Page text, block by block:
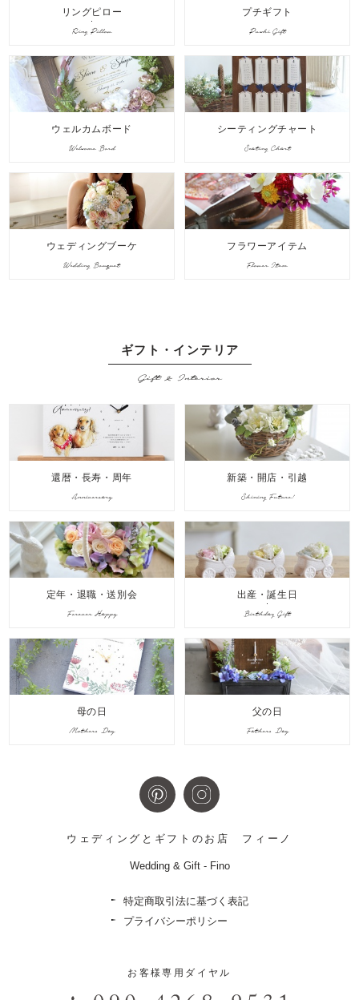
リングピロー
Ring Pillow
プチギフト
Puchi Gift
ウェルカムボード
Welcome Bord
シーティングチャート
Seating Chart
ウェディングブーケ
Wedding Bouquet
フラワーアイテム
Flower Item
ギフト・インテリア
Gift & Interior
還暦・長寿・周年
Anniversary
新築・開店・引越
Shining Future!
定年・退職・送別会
Forever Happy
出産・誕生日
Birthday Gift
母の日
Mothers Day
父の日
Fathers Day
ウェディングとギフトのお店 フィーノ
Wedding & Gift - Fino
特定商取引法に基づく表記
プライバシーポリシー
お客様専用ダイヤル